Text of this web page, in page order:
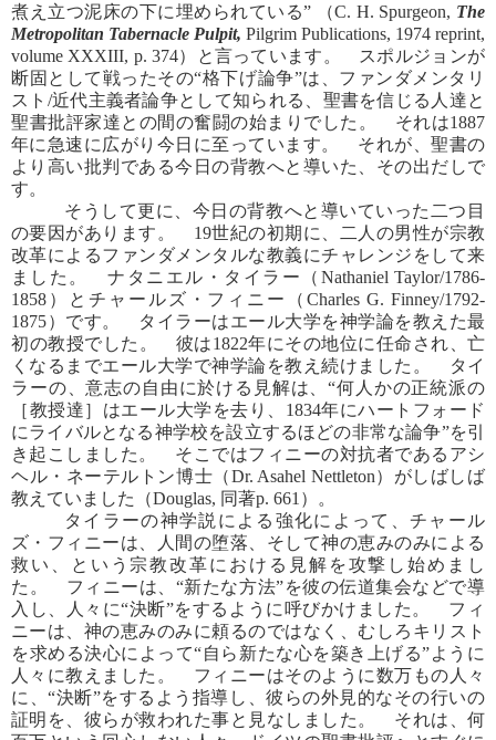
煮え立つ泥床の下に埋められている” （C. H. Spurgeon, The
Metropolitan Tabernacle Pulpit, Pilgrim Publications, 1974 reprint,
volume XXXIII, p. 374）と言っています。 スポルジョンが
断固として戦ったその“格下げ論争”は、ファンダメンタリ
スト/近代主義者論争として知られる、聖書を信じる人達と
聖書批評家達との間の奮闘の始まりでした。 それは1887
年に急速に広がり今日に至っています。 それが、聖書の
より高い批判である今日の背教へと導いた、その出だしで
す。
そうして更に、今日の背教へと導いていった二つ目
の要因があります。 19世紀の初期に、二人の男性が宗教
改革によるファンダメンタルな教義にチャレンジをして来
ました。 ナタニエル・タイラー（Nathaniel Taylor/1786-
1858）とチャールズ・フィニー（Charles G. Finney/1792-
1875）です。 タイラーはエール大学を神学論を教えた最
初の教授でした。 彼は1822年にその地位に任命され、亡
くなるまでエール大学で神学論を教え続けました。 タイ
ラーの、意志の自由に於ける見解は、“何人かの正統派の
［教授達］はエール大学を去り、1834年にハートフォード
にライバルとなる神学校を設立するほどの非常な論争”を引
き起こしました。 そこではフィニーの対抗者であるアシ
ヘル・ネーテルトン博士（Dr. Asahel Nettleton）がしばしば
教えていました（Douglas, 同著p. 661）。
タイラーの神学説による強化によって、チャール
ズ・フィニーは、人間の堕落、そして神の恵みのみによる
救い、という宗教改革における見解を攻撃し始めまし
た。 フィニーは、“新たな方法”を彼の伝道集会などで導
入し、人々に“決断”をするように呼びかけました。 フィ
ニーは、神の恵みのみに頼るのではなく、むしろキリスト
を求める決心によって“自ら新たな心を築き上げる”ように
人々に教えました。 フィニーはそのように数万もの人々
に、“決断”をするよう指導し、彼らの外見的なその行いの
証明を、彼らが救われた事と見なしました。 それは、何